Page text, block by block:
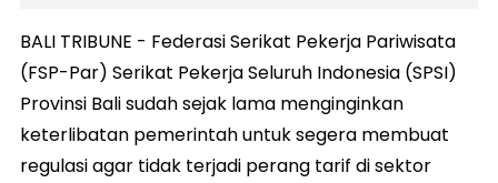
BALI TRIBUNE - Federasi Serikat Pekerja Pariwisata
(FSP-Par) Serikat Pekerja Seluruh Indonesia (SPSI)
Provinsi Bali sudah sejak lama menginginkan
keterlibatan pemerintah untuk segera membuat
regulasi agar tidak terjadi perang tarif di sektor